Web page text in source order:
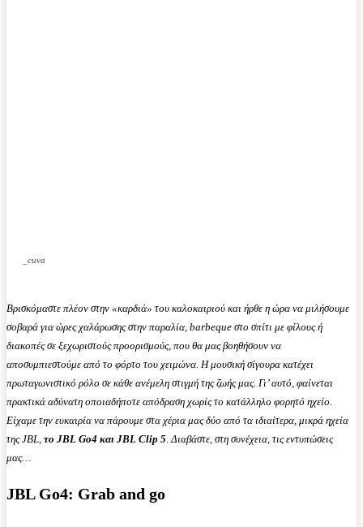
_cuva
Βρισκόμαστε πλέον στην «καρδιά» του καλοκαιριού και ήρθε η ώρα να μιλήσουμε
σοβαρά για ώρες χαλάρωσης στην παραλία, barbeque στο σπίτι με φίλους ή
διακοπές σε ξεχωριστούς προορισμούς, που θα μας βοηθήσουν να
αποσυμπιεστούμε από το φόρτο του χειμώνα. Η μουσική σίγουρα κατέχει
πρωταγωνιστικό ρόλο σε κάθε ανέμελη στιγμή της ζωής μας. Γι’ αυτό, φαίνεται
πρακτικά αδύνατη οποιαδήποτε απόδραση χωρίς το κατάλληλο φορητό ηχείο.
Είχαμε την ευκαιρία να πάρουμε στα χέρια μας δύο από τα ιδιαίτερα, μικρά ηχεία
της JBL, το JBL Go4 και JBL Clip 5 . Διαβάστε, στη συνέχεια, τις εντυπώσεις
μας…
JBL Go4: Grab and go